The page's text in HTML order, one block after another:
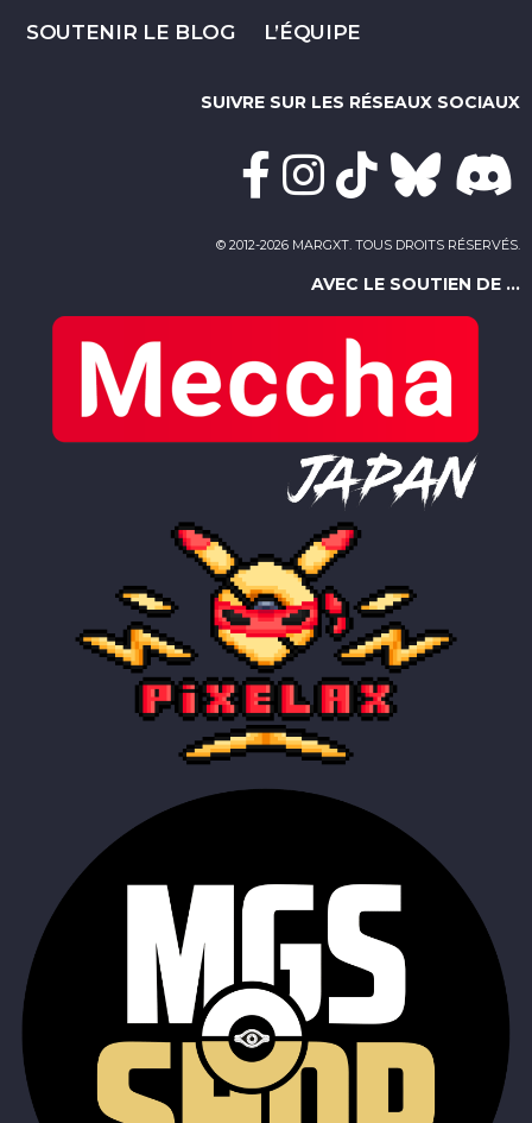
SOUTENIR LE BLOG L’ÉQUIPE
SUIVRE SUR LES RÉSEAUX SOCIAUX
© 2012-2026 MARGXT. TOUS DROITS RÉSERVÉS.
AVEC LE SOUTIEN DE ...